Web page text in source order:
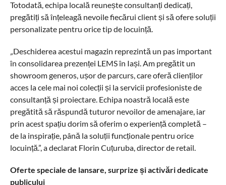
Totodată, echipa locală reunește consultanți dedicați,
pregătiți să înțeleagă nevoile fiecărui client și să ofere soluții
personalizate pentru orice tip de locuință.
„Deschiderea acestui magazin reprezintă un pas important
în consolidarea prezenței LEMS în Iași. Am pregătit un
showroom generos, ușor de parcurs, care oferă clienților
acces la cele mai noi colecții și la servicii profesioniste de
consultanță și proiectare. Echipa noastră locală este
pregătită să răspundă tuturor nevoilor de amenajare, iar
prin acest spațiu dorim să oferim o experiență completă –
de la inspirație, până la soluții funcționale pentru orice
locuință.”, a declarat Florin Cuțuruba, director de retail.
Oferte speciale de lansare, surprize și activări dedicate
publicului